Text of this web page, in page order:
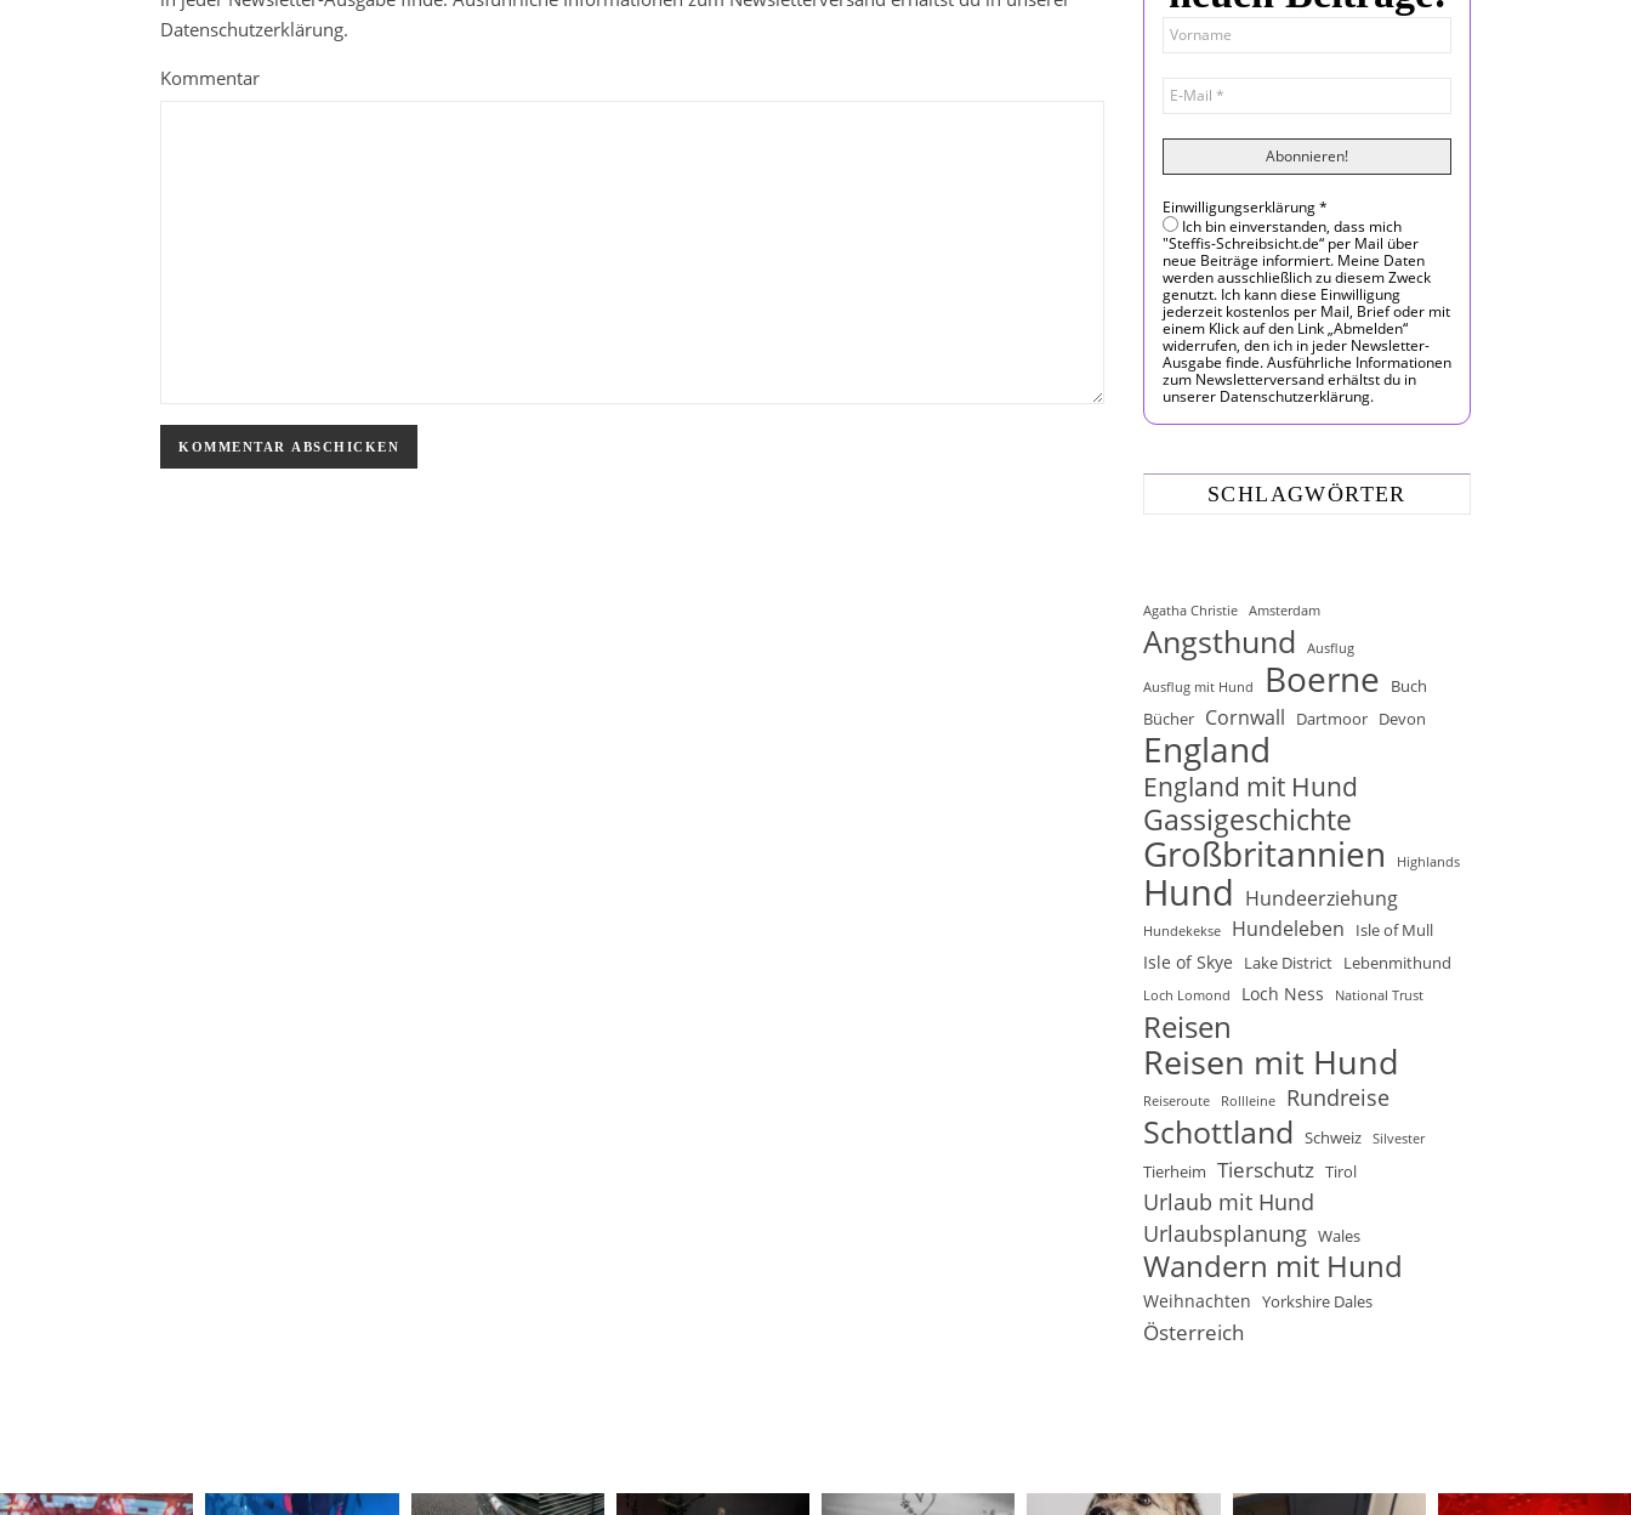
Datenschutzerklärung.
Kommentar
Einwilligungserklärung*
Ich bin einverstanden, dass mich
"Steffis-Schreibsicht.de“ per Mail über
neue Beiträge informiert. Meine Daten
werden ausschließlich zu diesem Zweck
genutzt. Ich kann diese Einwilligung
jederzeit kostenlos per Mail, Brief oder mit
einem Klick auf den Link „Abmelden“
widerrufen, den ich in jeder Newsletter-
Ausgabe finde. Ausführliche Informationen
zum Newsletterversand erhältst du in
unserer Datenschutzerklärung.
SCHLAGWÖRTER
Agatha Christie Amsterdam
Angsthund Ausflug
Ausflug mit Hund Boerne
Buch
Bücher Cornwall Dartmoor Devon
England
England mit Hund
Gassigeschichte
Großbritannien Highlands
Hund Hundeerziehung
Hundekekse Hundeleben Isle of Mull
Isle of Skye Lake District Lebenmithund
Loch Lomond Loch Ness National Trust
Reisen
Reisen mit Hund
Reiseroute Rollleine Rundreise
Schottland Schweiz Silvester
Tierheim Tierschutz Tirol
Urlaub mit Hund
Urlaubsplanung Wales
Wandern mit Hund
Weihnachten Yorkshire Dales
Österreich